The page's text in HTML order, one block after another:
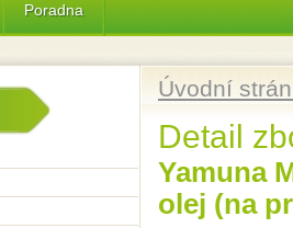
Poradna
Úvodní
Detail
Yamuna
olej (na